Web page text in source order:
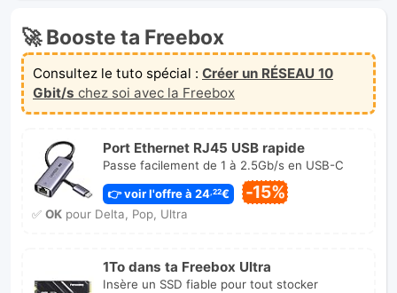
🚀 Booste ta Freebox
Consultez le tuto spécial : Créer un RÉSEAU 10
Gbit/s chez soi avec la Freebox
Port Ethernet RJ45 USB rapide
Passe facilement de 1 à 2.5Gb/s en USB-C
👉 voir l'offre à 24 ,22€ -15%
✅ OKpour Delta, Pop, Ultra
1To dans ta Freebox Ultra
Insère un SSD fiable pour tout stocker